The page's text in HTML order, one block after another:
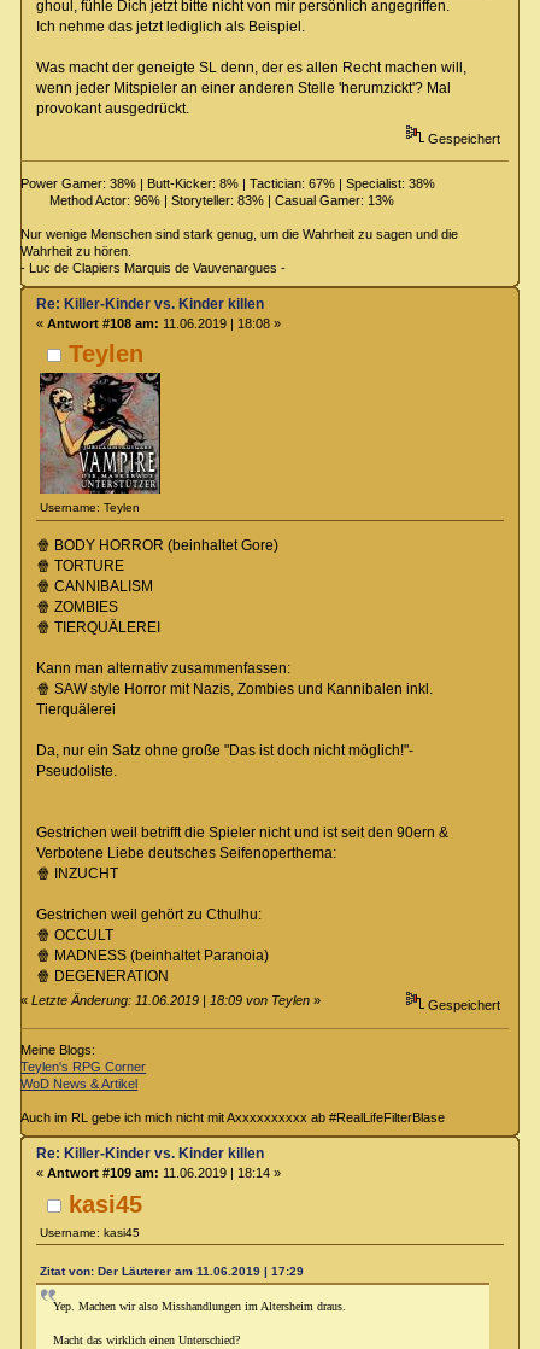
ghoul, fühle Dich jetzt bitte nicht von mir persönlich angegriffen.
Ich nehme das jetzt lediglich als Beispiel.
Was macht der geneigte SL denn, der es allen Recht machen will,
wenn jeder Mitspieler an einer anderen Stelle 'herumzickt'? Mal
provokant ausgedrückt.
Gespeichert
Power Gamer: 38% | Butt-Kicker: 8% | Tactician: 67% | Specialist: 38%
Method Actor: 96% | Storyteller: 83% | Casual Gamer: 13%
Nur wenige Menschen sind stark genug, um die Wahrheit zu sagen und die
Wahrheit zu hören.
- Luc de Clapiers Marquis de Vauvenargues -
Teylen
Username: Teylen
Re: Killer-Kinder vs. Kinder killen
« Antwort #108 am: 11.06.2019 | 18:08 »
🍿 BODY HORROR (beinhaltet Gore)
🍿 TORTURE
🍿 CANNIBALISM
🍿 ZOMBIES
🍿 TIERQUÄLEREI
Kann man alternativ zusammenfassen:
🍿 SAW style Horror mit Nazis, Zombies und Kannibalen inkl.
Tierquälerei
Da, nur ein Satz ohne große "Das ist doch nicht möglich!"-
Pseudoliste.
Gestrichen weil betrifft die Spieler nicht und ist seit den 90ern &
Verbotene Liebe deutsches Seifenoperthema:
🍿 INZUCHT
Gestrichen weil gehört zu Cthulhu:
🍿 OCCULT
🍿 MADNESS (beinhaltet Paranoia)
🍿 DEGENERATION
«Letzte Änderung: 11.06.2019 | 18:09 von Teylen » Gespeichert
Meine Blogs:
Teylen's RPG Corner
WoD News & Artikel
Auch im RL gebe ich mich nicht mit Axxxxxxxxxx ab #RealLifeFilterBlase
kasi45
Username: kasi45
Re: Killer-Kinder vs. Kinder killen
« Antwort #109 am: 11.06.2019 | 18:14 »
Zitat von: Der Läuterer am 11.06.2019 | 17:29
Yep. Machen wir also Misshandlungen im Altersheim draus.
Macht das wirklich einen Unterschied?